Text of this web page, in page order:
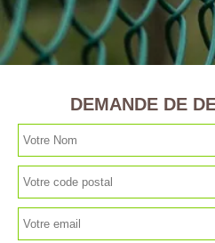
DEMANDE DE